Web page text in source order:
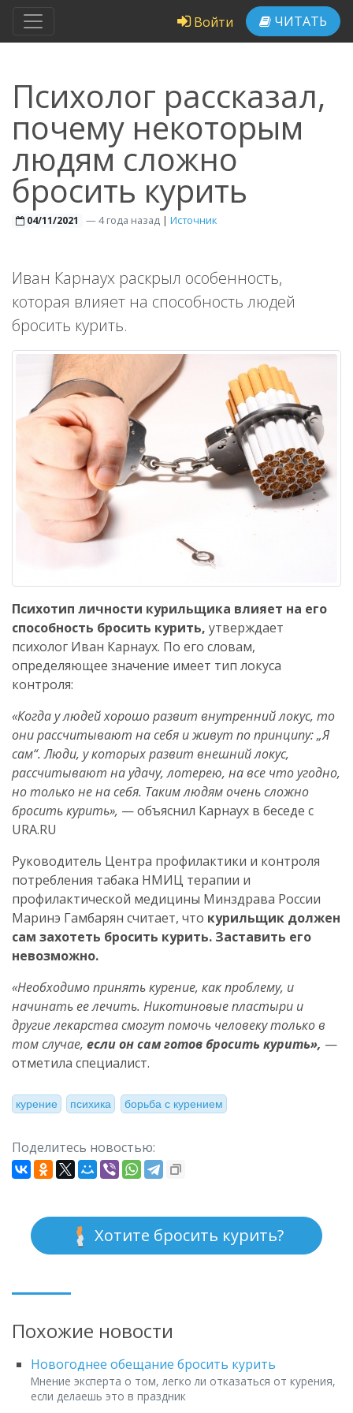
Войти ЧИТАТЬ
Психолог рассказал,
почему некоторым
людям сложно
бросить курить
04/11/2021 —4 года назад | Источник
Иван Карнаух раскрыл особенность,
которая влияет на способность людей
бросить курить.
Психотип личности курильщика влияет на его
способность бросить курить, утверждает
психолог Иван Карнаух. По его словам,
определяющее значение имеет тип локуса
контроля:
«Когда у людей хорошо развит внутренний локус, то
они рассчитывают на себя и живут по принципу: „Я
сам“. Люди, у которых развит внешний локус,
рассчитывают на удачу, лотерею, на все что угодно,
но только не на себя. Таким людям очень сложно
бросить курить», — объяснил Карнаух в беседе с
URA.RU
Руководитель Центра профилактики и контроля
потребления табака НМИЦ терапии и
профилактической медицины Минздрава России
Маринэ Гамбарян считает, что курильщик должен
сам захотеть бросить курить. Заставить его
невозможно.
«Необходимо принять курение, как проблему, и
начинать ее лечить. Никотиновые пластыри и
другие лекарства смогут помочь человеку только в
том случае, если он сам готов бросить курить», —
отметила специалист.
курение психика борьба с курением
Поделитесь новостью:
Хотите бросить курить?
Похожие новости
Новогоднее обещание бросить курить
Мнение эксперта о том, легко ли отказаться от курения,
если делаешь это в праздник